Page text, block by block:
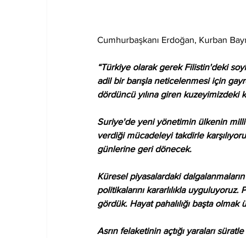
Cumhurbaşkanı Erdoğan, Kurban
“Türkiye olarak gerek Filistin'deki
adil bir barışla neticelenmesi için
dördüncü yılına giren kuzeyimizdeki
Suriye'de yeni yönetimin ülkenin
verdiği mücadeleyi takdirle
günlerine geri dönecek.
Küresel piyasalardaki
politikalarını kararlılıkla
gördük. Hayat pahalılığı başta
Asrın felaketinin açtığı yaraları